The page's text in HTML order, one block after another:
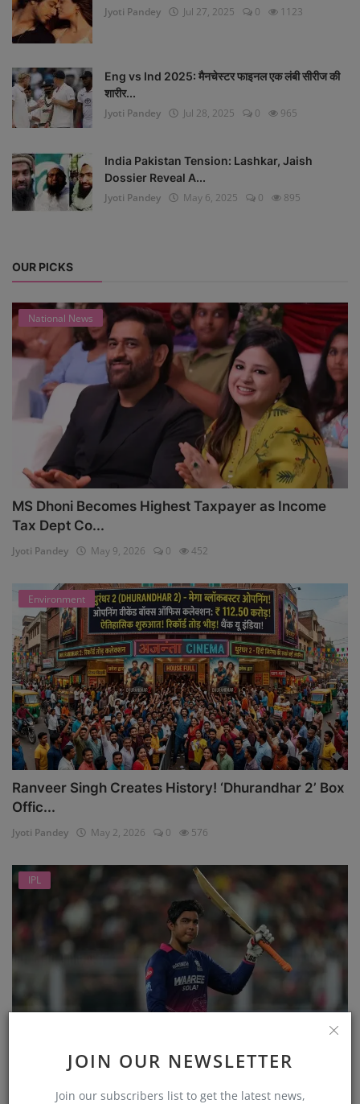
JOIN OUR NEWSLETTER
Join our subscribers list to get the latest news,
Jyoti Pandey
Jul 27, 2025 0 1123
Eng vs Ind 2025: मैनचेस्टर फाइनल एक लंबी सीरीज की
शारीर...
Jyoti Pandey
Jul 28, 2025 0 965
India Pakistan Tension: Lashkar, Jaish
Dossier Reveal A...
Jyoti Pandey
May 6, 2025 0 895
OUR PICKS
National News
MS Dhoni Becomes Highest Taxpayer as Income
Tax Dept Co...
Jyoti Pandey May 9, 2026 0 452
Environment
Ranveer Singh Creates History! ‘Dhurandhar 2’ Box
Offic...
Jyoti Pandey May 2, 2026 0 576
IPL
एक और दिन, IPL में वैभव सूर्यवंशी (Vaibhav Sooryavanshi...
Jyoti Pandey Apr 11, 2026 0 479